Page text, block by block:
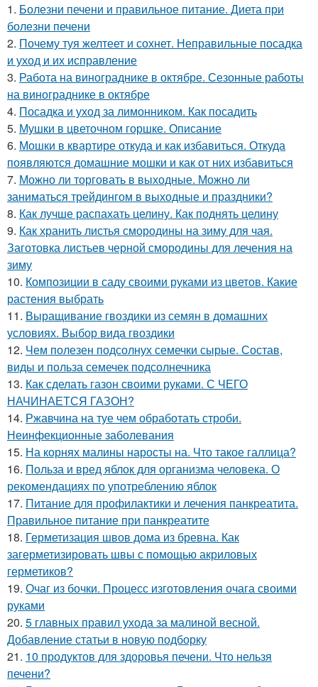
1. Болезни печени и правильное питание. Диета при
болезни печени
2. Почему туя желтеет и сохнет. Неправильные посадка
и уход и их исправление
3. Работа на винограднике в октябре. Сезонные работы
на винограднике в октябре
4. Посадка и уход за лимонником. Как посадить
5. Мушки в цветочном горшке. Описание
6. Мошки в квартире откуда и как избавиться. Откуда
появляются домашние мошки и как от них избавиться
7. Можно ли торговать в выходные. Можно ли
заниматься трейдингом в выходные и праздники?
8. Как лучше распахать целину. Как поднять целину
9. Как хранить листья смородины на зиму для чая.
Заготовка листьев черной смородины для лечения на
зиму
10. Композиции в саду своими руками из цветов. Какие
растения выбрать
11. Выращивание гвоздики из семян в домашних
условиях. Выбор вида гвоздики
12. Чем полезен подсолнух семечки сырые. Состав,
виды и польза семечек подсолнечника
13. Как сделать газон своими руками. С ЧЕГО
НАЧИНАЕТСЯ ГАЗОН?
14. Ржавчина на туе чем обработать строби.
Неинфекционные заболевания
15. На корнях малины наросты на. Что такое галлица?
16. Польза и вред яблок для организма человека. О
рекомендациях по употреблению яблок
17. Питание для профилактики и лечения панкреатита.
Правильное питание при панкреатите
18. Герметизация швов дома из бревна. Как
загерметизировать швы с помощью акриловых
герметиков?
19. Очаг из бочки. Процесс изготовления очага своими
руками
20. 5 главных правил ухода за малиной весной.
Добавление статьи в новую подборку
21. 10 продуктов для здоровья печени. Что нельзя
печени?